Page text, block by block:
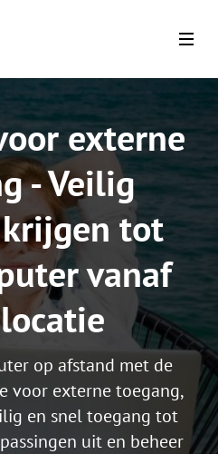
externe
- Veilig
tot
vanaf
op afstand met de
voor externe toegang,
en snel toegang tot
uit en beheer